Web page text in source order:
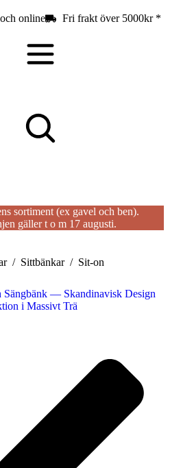
online Fri frakt över 5000kr *
sortiment (ex gavel och ben).
gäller t o m 17 augusti.
Sittbänkar Sit-on